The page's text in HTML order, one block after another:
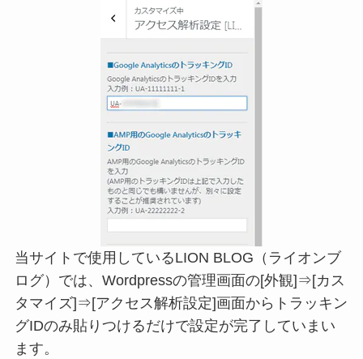
当サイトで使用しているLION BLOG（ライオンブ
ログ）では、Wordpressの管理画面の[外観]⇒[カス
タマイズ]⇒[アクセス解析設定]画面からトラッキン
グIDのみ貼りつけるだけで設定が完了していまい
ます。